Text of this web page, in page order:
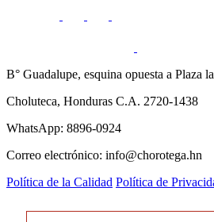
B° Guadalupe, esquina opuesta a Plaza
Choluteca, Honduras C.A. 2720-1438
WhatsApp: 8896-0924
Correo electrónico: info@chorotega.hn
Política de la Calidad Política de